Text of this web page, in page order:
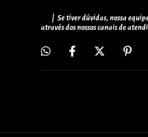
| Se tiver dúvidas, nossa
através dos nossos canais de